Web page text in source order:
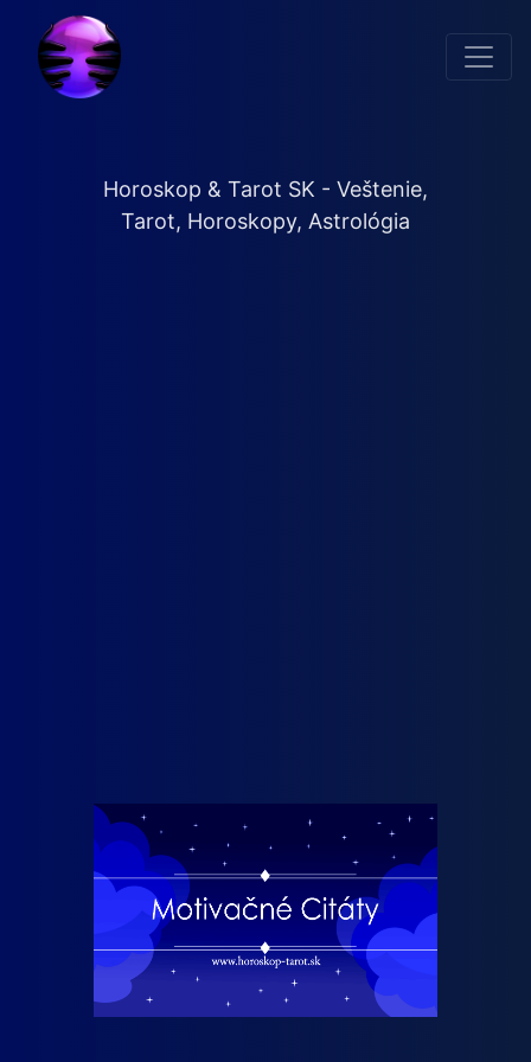
Horoskop & Tarot SK - Veštenie,
Tarot, Horoskopy, Astrológia